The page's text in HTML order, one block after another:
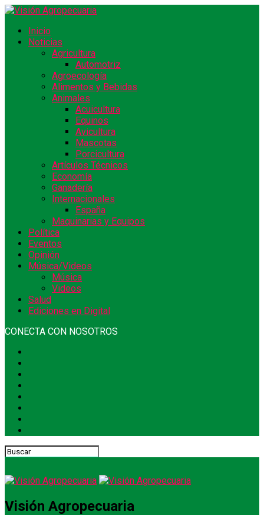
Inicio
Noticias
Agricultura
Automotriz
Agroecología
Alimentos y Bebidas
Animales
Acuicultura
Equinos
Avicultura
Mascotas
Porcicultura
Artículos Técnicos
Economía
Ganadería
Internacionales
España
Maquinarias y Equipos
Política
Eventos
Opinión
Música/Videos
Música
Videos
Salud
Ediciones en Digital
CONECTA CON NOSOTROS
Visión Agropecuaria